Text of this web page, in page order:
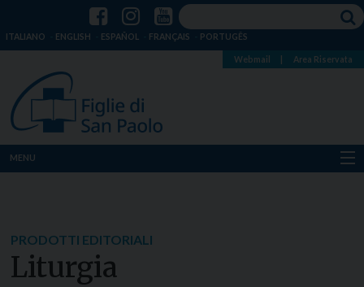
ITALIANO ENGLISH ESPAÑOL FRANÇAIS PORTUGÊS
Webmail Area Riservata
MENU
Notizie
PRODOTTI EDITORIALI
Liturgia